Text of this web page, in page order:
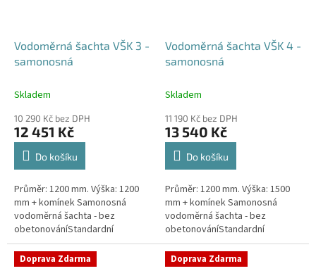
Vodoměrná šachta VŠK 3 -
samonosná
Skladem
10 290 Kč bez DPH
12 451 Kč
Do košíku
Průměr: 1200 mm. Výška: 1200
mm + komínek Samonosná
vodoměrná šachta - bez
obetonováníStandardní
prostupy šachty DN32 (jiné na
přání) Doba dodání 10-14 dní.
Český výrobek!...
Vodoměrná šachta VŠK 4 -
samonosná
Skladem
11 190 Kč bez DPH
13 540 Kč
Do košíku
Průměr: 1200 mm. Výška: 1500
mm + komínek Samonosná
vodoměrná šachta - bez
obetonováníStandardní
prostupy šachty DN32 (jiné na
přání) Doba dodání 10-14 dní.
Český výrobek!...
Doprava Zdarma Doprava Zdarma